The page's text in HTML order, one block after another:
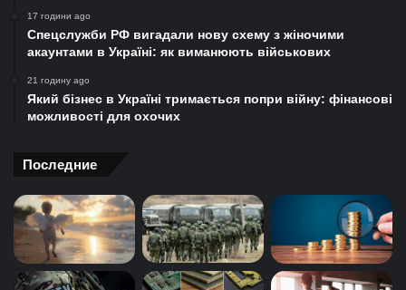
17 години ago
Спецслужби РФ вигадали нову схему з жіночими
акаунтами в Україні: як виманюють військових
21 годину ago
Який бізнес в Україні тримається попри війну: фінансові
можливості для охочих
Последние